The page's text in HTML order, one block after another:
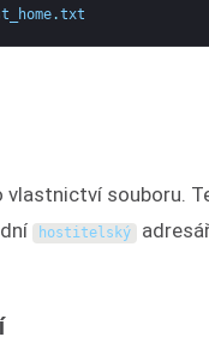
.txt
souboru.
hostitelský